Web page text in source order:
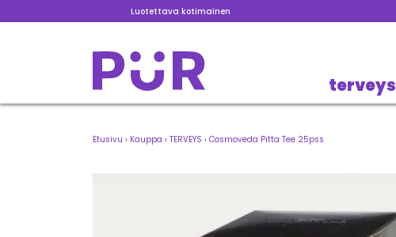
Luotettava kotimainen
terveys
Etusivu › Kauppa › TERVEYS › Cosmoveda Pitta Tee 25pss